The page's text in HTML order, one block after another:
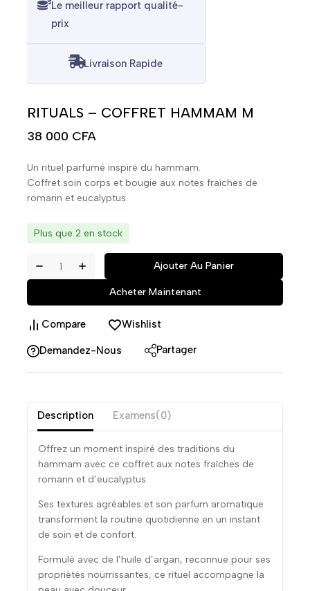
Le meilleur rapport qualité-
prix
Livraison Rapide
RITUALS – COFFRET HAMMAM M
38 000 CFA
Un rituel parfumé inspiré du hammam.
Coffret soin corps et bougie aux notes fraîches de
romarin et eucalyptus.
Plus que 2 en stock
Ajouter Au Panier
Acheter Maintenant
Compare Wishlist
Demandez-Nous Partager
Description Examens(0)
Offrez un moment inspiré des traditions du
hammam avec ce coffret aux notes fraîches de
romarin et d’eucalyptus.
Ses textures agréables et son parfum aromatique
transforment la routine quotidienne en un instant
de soin et de confort.
Formulé avec de l’huile d’argan, reconnue pour ses
propriétés nourrissantes, ce rituel accompagne la